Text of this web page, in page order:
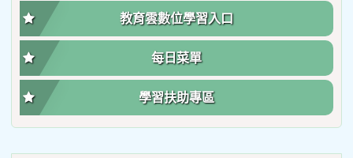
教育雲數位學習入口
每日菜單
學習扶助專區